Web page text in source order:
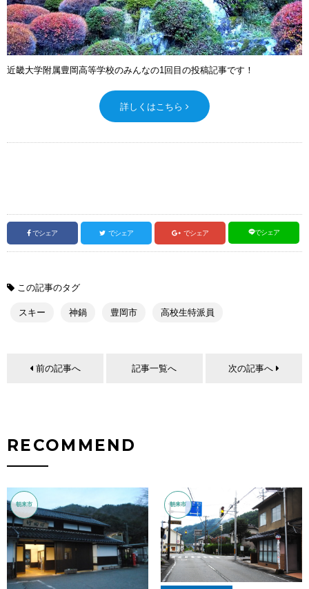
近畿大学附属豊岡高等学校のみんなの1回目の投稿記事です！
詳しくはこちら
でシェア でシェア でシェア でシェア
この記事のタグ
スキー 神鍋 豊岡市 高校生特派員
前の記事へ 記事一覧へ 次の記事へ
RECOMMEND
朝来市 朝来市